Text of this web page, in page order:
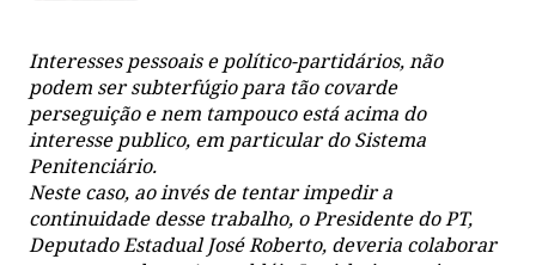
Interesses pessoais e político-partidários, não
podem ser subterfúgio para tão covarde
perseguição e nem tampouco está acima do
interesse publico, em particular do Sistema
Penitenciário.
Neste caso, ao invés de tentar impedir a
continuidade desse trabalho, o Presidente do PT,
Deputado Estadual José Roberto, deveria colaborar